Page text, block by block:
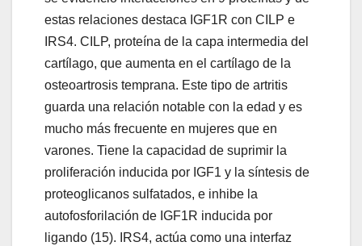
estas relaciones destaca IGF1R con CILP e
IRS4. CILP, proteína de la capa intermedia del
cartílago, que aumenta en el cartílago de la
osteoartrosis temprana. Este tipo de artritis
guarda una relación notable con la edad y es
mucho más frecuente en mujeres que en
varones. Tiene la capacidad de suprimir la
proliferación inducida por IGF1 y la síntesis de
proteoglicanos sulfatados, e inhibe la
autofosforilación de IGF1R inducida por
ligando (15). IRS4, actúa como una interfaz